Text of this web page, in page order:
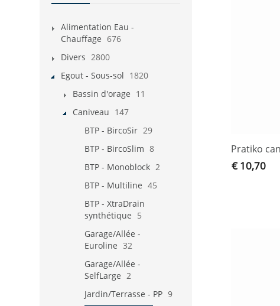
Pratiko
€ 10,70
Alimentation Eau -
Chauffage 676
Divers 2800
Egout - Sous-sol 1820
Bassin d'orage 11
Caniveau 147
BTP - BircoSir 29
BTP - BircoSlim 8
BTP - Monoblock 2
BTP - Multiline 45
BTP - XtraDrain
synthétique 5
Garage/Allée -
Euroline 32
Garage/Allée -
SelfLarge 2
Jardin/Terrasse - PP 9